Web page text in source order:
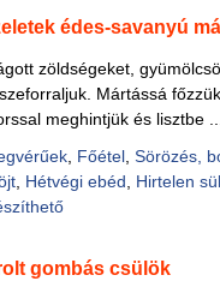
édes-savanyú
zöldségeket,
Mártássá
meghintjük és lisztbe ...
, Főétel, Sörözés,
, Hétvégi ebéd Hirtelen
gombás csülök